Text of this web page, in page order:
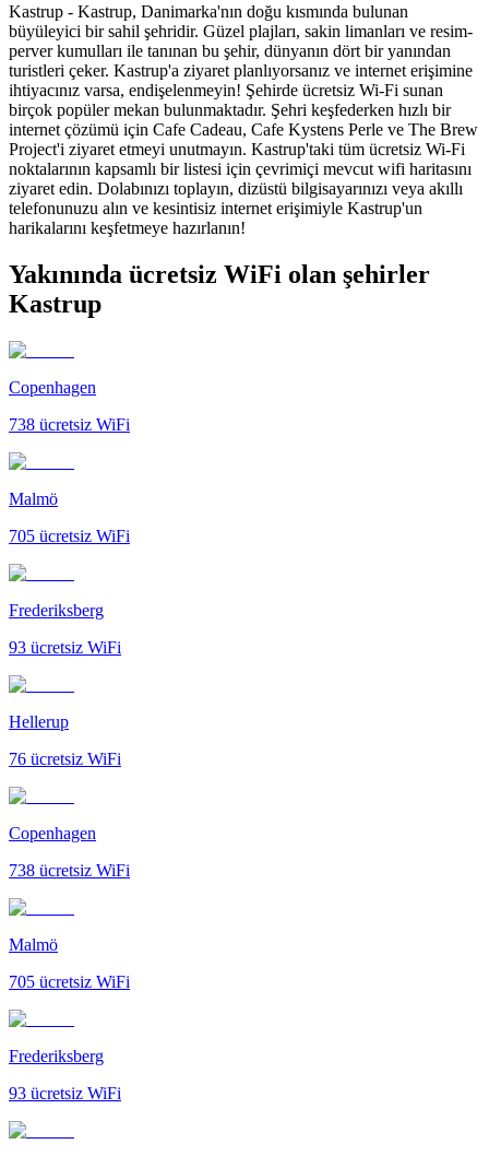
Kastrup - Kastrup, Danimarka'nın doğu kısmında bulunan
büyüleyici bir sahil şehridir. Güzel plajları, sakin limanları ve resim-
perver kumulları ile tanınan bu şehir, dünyanın dört bir yanından
turistleri çeker. Kastrup'a ziyaret planlıyorsanız ve internet erişimine
ihtiyacınız varsa, endişelenmeyin! Şehirde ücretsiz Wi-Fi sunan
birçok popüler mekan bulunmaktadır. Şehri keşfederken hızlı bir
internet çözümü için Cafe Cadeau, Cafe Kystens Perle ve The Brew
Project'i ziyaret etmeyi unutmayın. Kastrup'taki tüm ücretsiz Wi-Fi
noktalarının kapsamlı bir listesi için çevrimiçi mevcut wifi haritasını
ziyaret edin. Dolabınızı toplayın, dizüstü bilgisayarınızı veya akıllı
telefonunuzu alın ve kesintisiz internet erişimiyle Kastrup'un
harikalarını keşfetmeye hazırlanın!
Yakınında ücretsiz WiFi olan şehirler
Kastrup
Copenhagen
738 ücretsiz WiFi
Malmö
705 ücretsiz WiFi
Frederiksberg
93 ücretsiz WiFi
Hellerup
76 ücretsiz WiFi
Copenhagen
738 ücretsiz WiFi
Malmö
705 ücretsiz WiFi
Frederiksberg
93 ücretsiz WiFi